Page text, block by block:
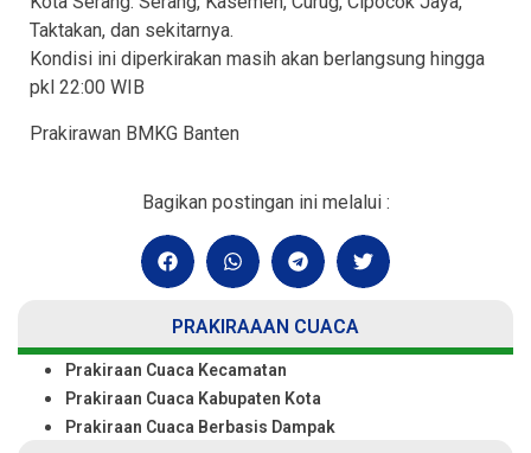
Taktakan, dan sekitarnya.
Kondisi ini diperkirakan masih akan berlangsung hingga
pkl 22:00 WIB
Prakirawan BMKG Banten
Bagikan postingan ini melalui :
PRAKIRAAAN CUACA
Prakiraan Cuaca Kecamatan
Prakiraan Cuaca Kabupaten Kota
Prakiraan Cuaca Berbasis Dampak